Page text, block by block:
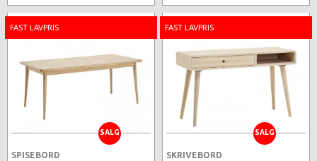
FAST LAVPRIS
SALG
SPISEBORD
FAST LAVPRIS
SALG
SKRIVEBORD